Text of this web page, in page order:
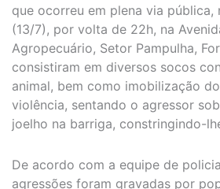
que ocorreu em plena via pública,
(13/7), por volta de 22h, na
Agropecuário, Setor Pampulha,
consistiram em diversos socos
animal, bem como imobilização
violência, sentando o agressor
joelho na barriga, constringindo-
De acordo com a equipe de
agressões foram gravadas por